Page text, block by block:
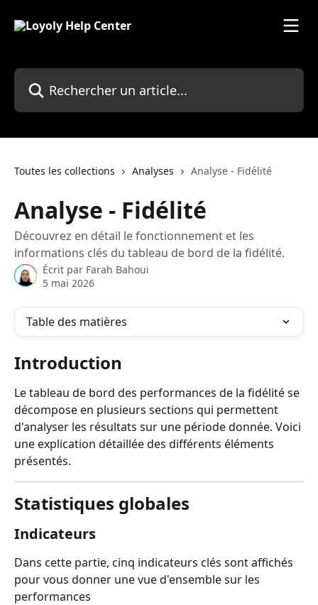
Rechercher un article...
Toutes les collections Analyses Analyse - Fidélité
Analyse - Fidélité
Découvrez en détail le fonctionnement et les
informations clés du tableau de bord de la fidélité.
Écrit par Farah Bahoui
5 mai 2026
Table des matières
Introduction
Le tableau de bord des performances de la fidélité se
décompose en plusieurs sections qui permettent
d'analyser les résultats sur une période donnée. Voici
une explication détaillée des différents éléments
présentés.
Statistiques globales
Indicateurs
Dans cette partie, cinq indicateurs clés sont affichés
pour vous donner une vue d'ensemble sur les
performances